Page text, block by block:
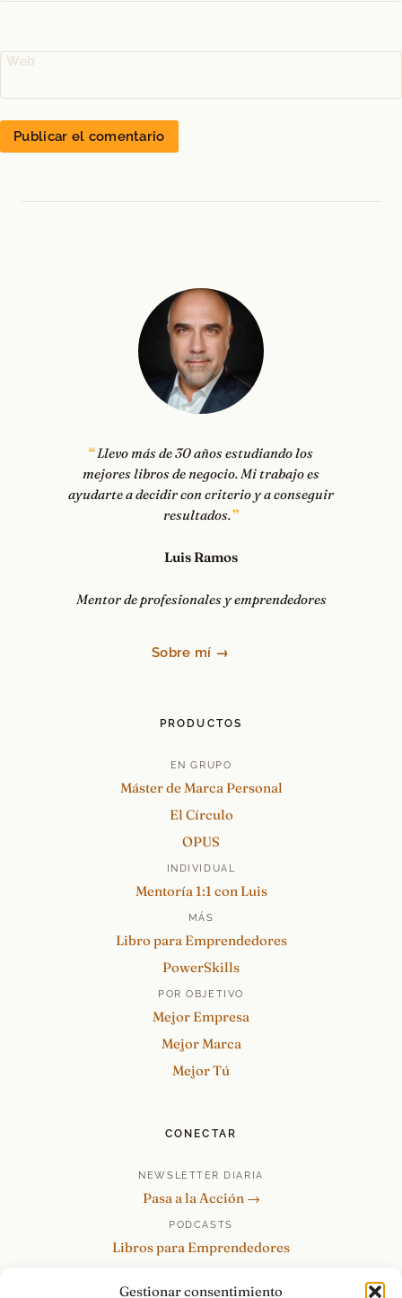
Gestionar consentimiento
Web
Llevo más de 30 años estudiando los
mejores libros de negocio. Mi trabajo es
ayudarte a decidir con criterio y a conseguir
resultados.
Luis Ramos
Mentor de profesionales y emprendedores
Sobre mí →
PRODUCTOS
EN GRUPO
Máster de Marca Personal
El Círculo
OPUS
INDIVIDUAL
Mentoría 1:1 con Luis
MÁS
Libro para Emprendedores
PowerSkills
POR OBJETIVO
Mejor Empresa
Mejor Marca
Mejor Tú
CONECTAR
NEWSLETTER DIARIA
Pasa a la Acción →
PODCASTS
Libros para Emprendedores